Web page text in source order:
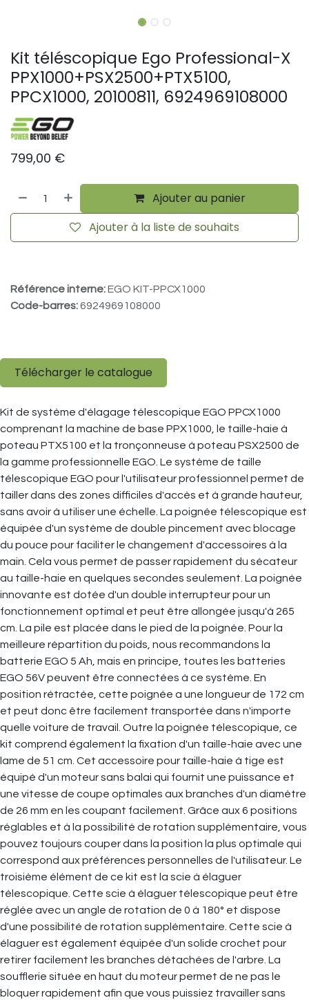
Kit téléscopique Ego Professional-X
PPX1000+PSX2500+PTX5100,
PPCX1000, 20100811, 6924969108000
799,00 €
Ajouter au panier
Ajouter à la liste de souhaits
Référence interne:EGO KIT-PPCX1000
Code-barres:6924969108000
Télécharger le catalogue
Kit de système d'élagage télescopique EGO PPCX1000
comprenant la machine de base PPX1000, le taille-haie à
poteau PTX5100 et la tronçonneuse à poteau PSX2500 de
la gamme professionnelle EGO. Le système de taille
télescopique EGO pour l'utilisateur professionnel permet de
tailler dans des zones difficiles d'accès et à grande hauteur,
sans avoir à utiliser une échelle. La poignée télescopique est
équipée d'un système de double pincement avec blocage
du pouce pour faciliter le changement d'accessoires à la
main. Cela vous permet de passer rapidement du sécateur
au taille-haie en quelques secondes seulement. La poignée
innovante est dotée d'un double interrupteur pour un
fonctionnement optimal et peut être allongée jusqu'à 265
cm. La pile est placée dans le pied de la poignée. Pour la
meilleure répartition du poids, nous recommandons la
batterie EGO 5 Ah, mais en principe, toutes les batteries
EGO 56V peuvent être connectées à ce système. En
position rétractée, cette poignée a une longueur de 172 cm
et peut donc être facilement transportée dans n'importe
quelle voiture de travail. Outre la poignée télescopique, ce
kit comprend également la fixation d'un taille-haie avec une
lame de 51 cm. Cet accessoire pour taille-haie à tige est
équipé d'un moteur sans balai qui fournit une puissance et
une vitesse de coupe optimales aux branches d'un diamètre
de 26 mm en les coupant facilement. Grâce aux 6 positions
réglables et à la possibilité de rotation supplémentaire, vous
pouvez toujours couper dans la position la plus optimale qui
correspond aux préférences personnelles de l'utilisateur. Le
troisième élément de ce kit est la scie à élaguer
télescopique. Cette scie à élaguer télescopique peut être
réglée avec un angle de rotation de 0 à 180° et dispose
d'une possibilité de rotation supplémentaire. Cette scie à
élaguer est également équipée d'un solide crochet pour
retirer facilement les branches détachées de l'arbre. La
soufflerie située en haut du moteur permet de ne pas le
bloquer rapidement afin que vous puissiez travailler sans